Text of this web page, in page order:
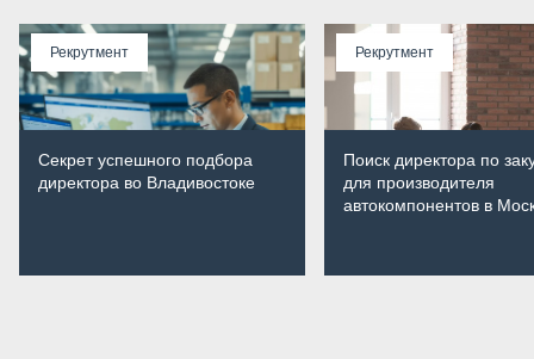
Рекрутмент
Секрет успешного подбора
директора во Владивостоке
Рекрутмент
Поиск директора по
для производителя
автокомпонентов в